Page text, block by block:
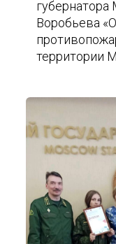
Воробьева
территории